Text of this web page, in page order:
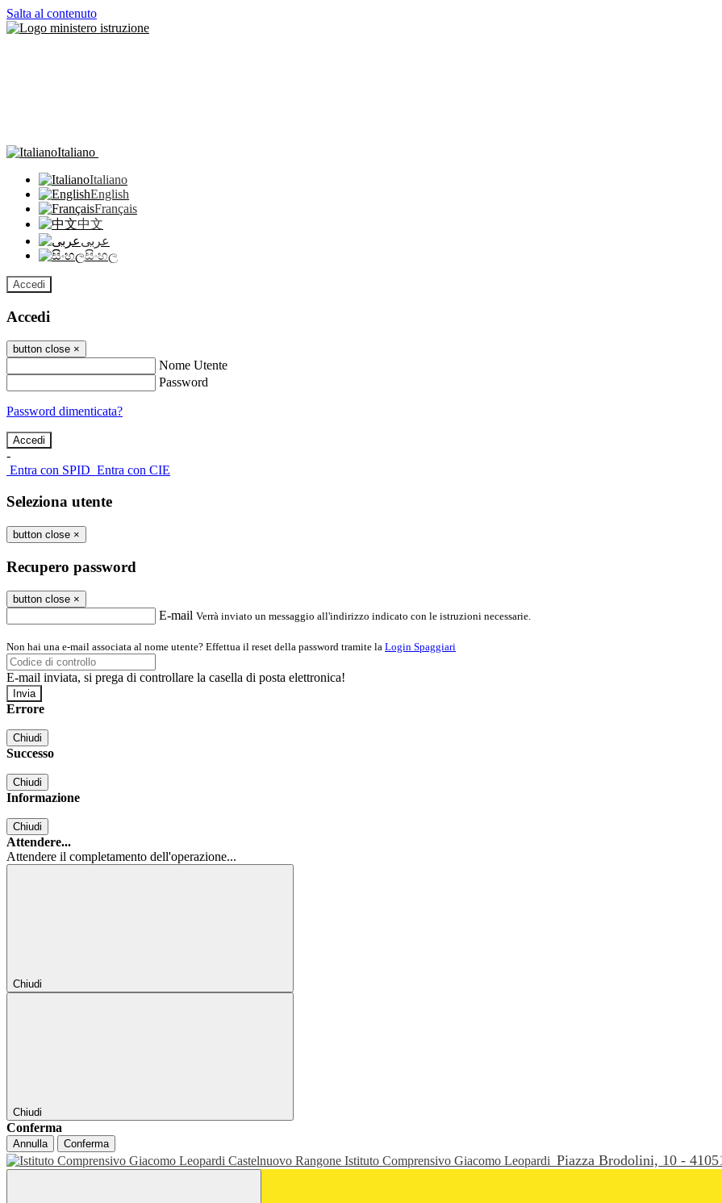
Salta al contenuto
Italiano
Italiano
English
Français
中文
عربى
සිංහල
Accedi
Accedi
button close ×
Nome Utente
Password
Password dimenticata?
-
Entra con SPID Entra con CIE
Seleziona utente
button close ×
Recupero password
button close ×
E-mail Verrà inviato un messaggio all'indirizzo indicato con le istruzioni necessarie.
Non hai una e-mail associata al nome utente? Effettua il reset della password tramite la Login Spaggiari
E-mail inviata, si prega di controllare la casella di posta elettronica!
Errore
Chiudi
Successo
Chiudi
Informazione
Chiudi
Attendere...
Attendere il completamento dell'operazione...
Chiudi
Chiudi
Conferma
Annulla Conferma
Istituto Comprensivo Giacomo Leopardi Piazza Brodolini, 10 -